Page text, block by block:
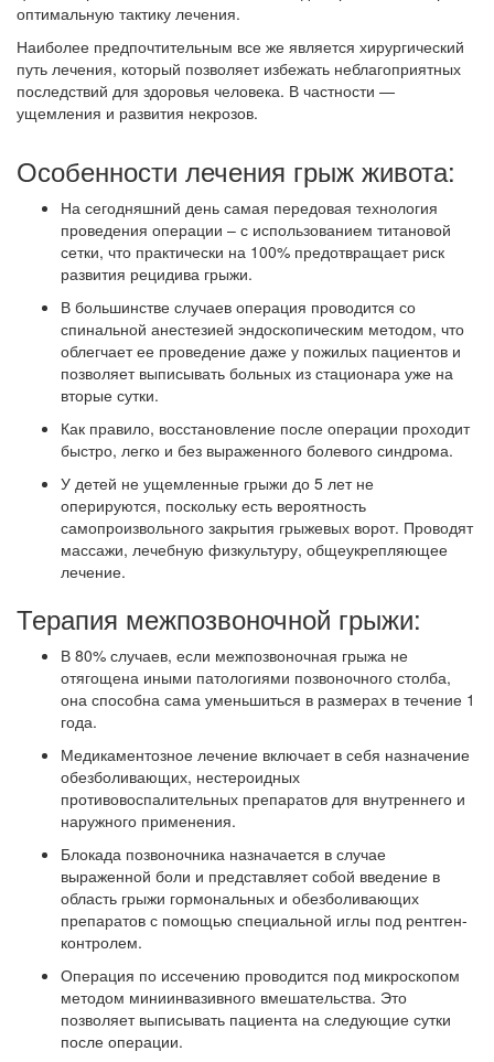
оптимальную тактику лечения.
Наиболее предпочтительным все же является хирургический
путь лечения, который позволяет избежать неблагоприятных
последствий для здоровья человека. В частности —
ущемления и развития некрозов.
Особенности лечения грыж живота:
На сегодняшний день самая передовая технология
проведения операции – с использованием титановой
сетки, что практически на 100% предотвращает риск
развития рецидива грыжи.
В большинстве случаев операция проводится со
спинальной анестезией эндоскопическим методом, что
облегчает ее проведение даже у пожилых пациентов и
позволяет выписывать больных из стационара уже на
вторые сутки.
Как правило, восстановление после операции проходит
быстро, легко и без выраженного болевого синдрома.
У детей не ущемленные грыжи до 5 лет не
оперируются, поскольку есть вероятность
самопроизвольного закрытия грыжевых ворот. Проводят
массажи, лечебную физкультуру, общеукрепляющее
лечение.
Терапия межпозвоночной грыжи:
В 80% случаев, если межпозвоночная грыжа не
отягощена иными патологиями позвоночного столба,
она способна сама уменьшиться в размерах в течение 1
года.
Медикаментозное лечение включает в себя назначение
обезболивающих, нестероидных
противовоспалительных препаратов для внутреннего и
наружного применения.
Блокада позвоночника назначается в случае
выраженной боли и представляет собой введение в
область грыжи гормональных и обезболивающих
препаратов с помощью специальной иглы под рентген-
контролем.
Операция по иссечению проводится под микроскопом
методом миниинвазивного вмешательства. Это
позволяет выписывать пациента на следующие сутки
после операции.